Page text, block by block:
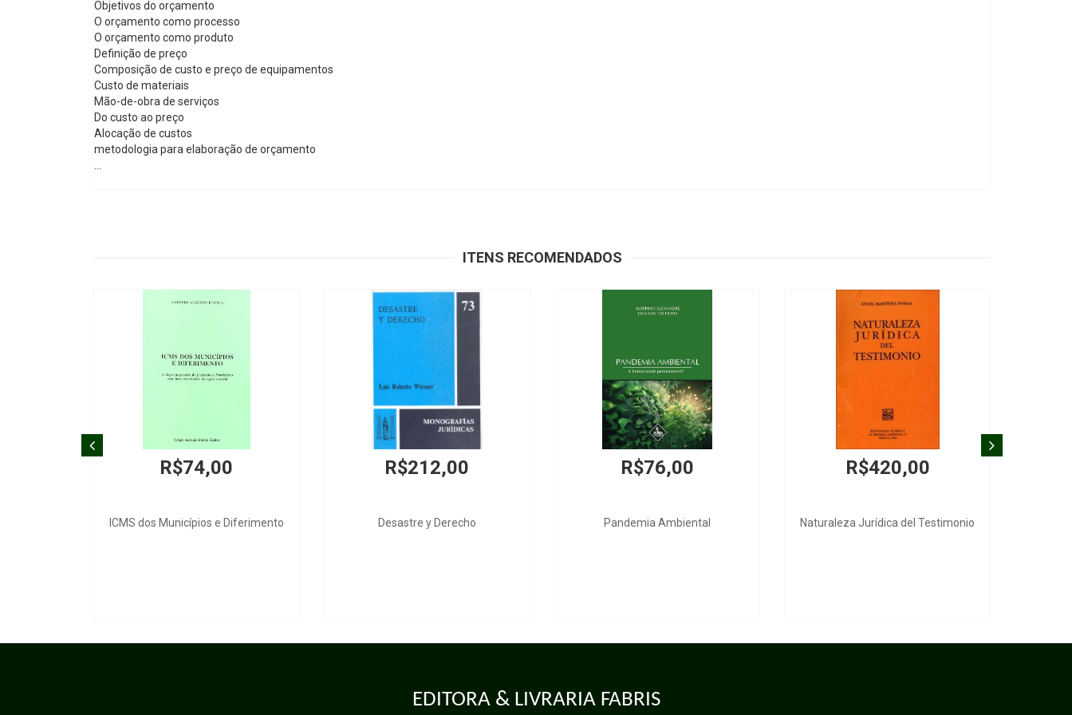
Objetivos do orçamento
O orçamento como processo
O orçamento como produto
Definição de preço
Composição de custo e preço de equipamentos
Custo de materiais
Mão-de-obra de serviços
Do custo ao preço
Alocação de custos
metodologia para elaboração de orçamento
ITENS RECOMENDADOS
R$74,00
ICMS dos Municípios e Diferimento
R$212,00
Desastre y Derecho
R$76,00
Pandemia Ambiental
R$420,00
Naturaleza Jurídica del Testimonio
EDITORA & LIVRARIA FABRIS